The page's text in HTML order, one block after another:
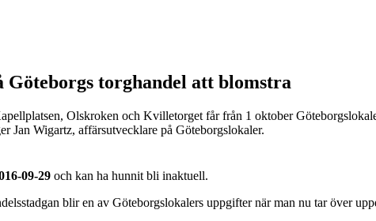
Göteborgs torghandel att blomstra
Olskroken och Kvilletorget får från 1 oktober
Jan Wigartz, affärsutvecklare på Göteborgslokaler.
09-29 och kan ha hunnit bli inaktuell.
blir en av Göteborgslokalers uppgifter när man nu tar över